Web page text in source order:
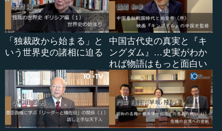
「独裁政から始まる」と
いう世界史の諸相に迫る
中国古代史の真実と『キ
ングダム』…史実がわか
れば物語はもっと面白い